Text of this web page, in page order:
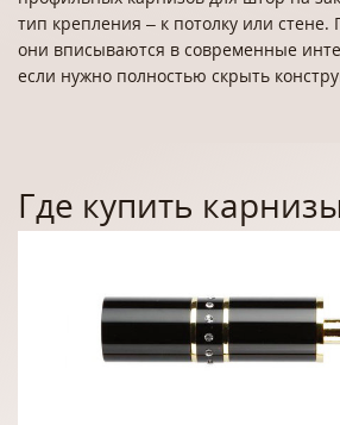
тип крепления – к потолку или стене.
они вписываются в современные
если нужно полностью скрыть